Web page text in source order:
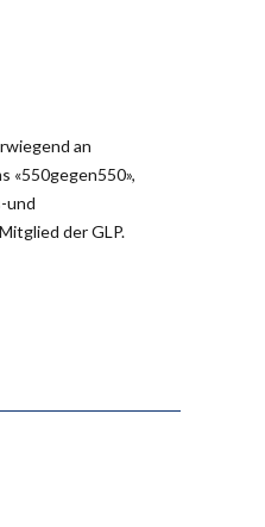
an
«550gegen550»,
und
der GLP.